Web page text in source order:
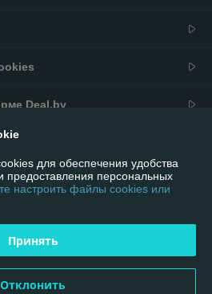
Deal.by
Павел Николаевич
для обеспечения удобства
предоставления персональных
настроить файлы cookies или
Принять
Отклонить